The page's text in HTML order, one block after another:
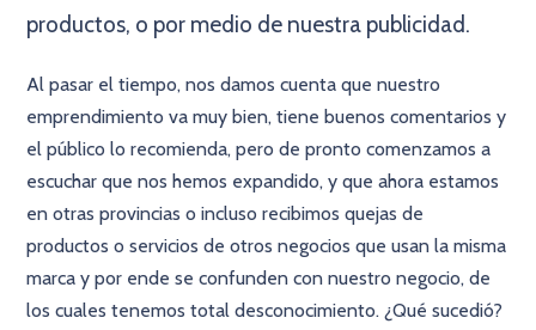
productos, o por medio de nuestra publicidad.
Al pasar el tiempo, nos damos cuenta que nuestro
emprendimiento va muy bien, tiene buenos comentarios y
el público lo recomienda, pero de pronto comenzamos a
escuchar que nos hemos expandido, y que ahora estamos
en otras provincias o incluso recibimos quejas de
productos o servicios de otros negocios que usan la misma
marca y por ende se confunden con nuestro negocio, de
los cuales tenemos total desconocimiento. ¿Qué sucedió?